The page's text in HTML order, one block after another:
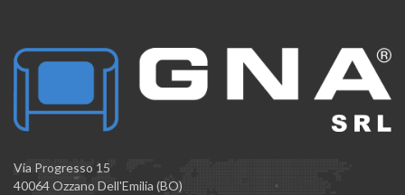
Via Progresso 15
40064 Ozzano Dell'Emilia (BO)